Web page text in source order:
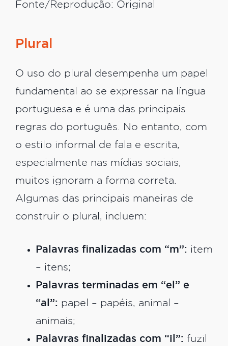
Fonte/Reprodução: Original
Plural
O uso do plural desempenha um papel
fundamental ao se expressar na língua
portuguesa e é uma das principais
regras do português. No entanto, com
o estilo informal de fala e escrita,
especialmente nas mídias sociais,
muitos ignoram a forma correta.
Algumas das principais maneiras de
construir o plural, incluem:
Palavras finalizadas com “m”: item
– itens;
Palavras terminadas em “el” e
“al”: papel – papéis, animal –
animais;
Palavras finalizadas com “il”: fuzil